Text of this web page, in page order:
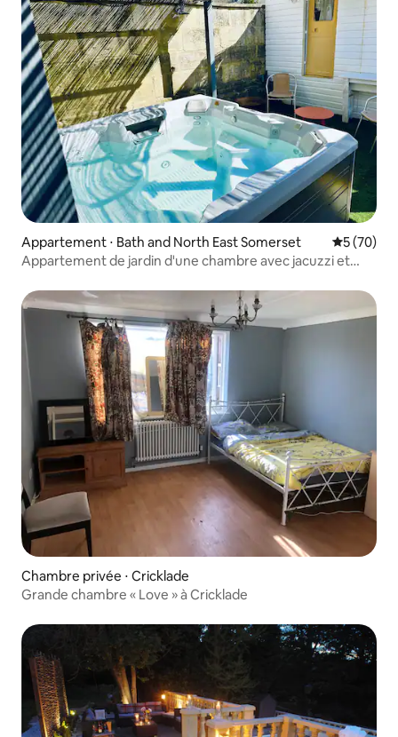
Appartement ⋅ Bath and North East Somerset
5 (70)
Appartement de jardin d'une chambre avec jacuzzi et
Chambre privée ⋅ Cricklade
Grande chambre « Love » à Cricklade